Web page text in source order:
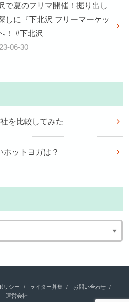
で夏のフリマ開催！掘り出し
しに『下北沢 フリーマーケッ
！ #下北沢
06-30
を比較してみた
ホットヨガは？
リシー ライター募集
お問い合わせ
運営会社